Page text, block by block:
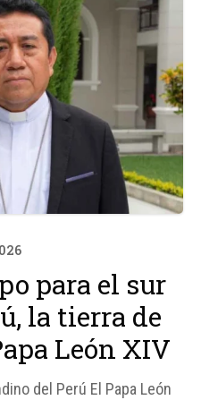
para el sur
la tierra de
León XIV
del Perú El Papa León